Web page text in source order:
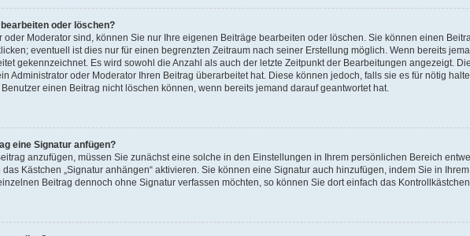
oder löschen?
oder Moderator sind, können Sie nur Ihre eigenen Beiträge bearbeiten oder löschen. Sie können einen
eventuell ist dies nur für einen begrenzten Zeitraum nach seiner Erstellung möglich. Wenn bereits
gekennzeichnet. Es wird sowohl die Anzahl als auch der letzte Zeitpunkt der Bearbeitungen angezeigt.
Administrator oder Moderator Ihren Beitrag überarbeitet hat. Diese können jedoch, falls sie es für nötig
einen Beitrag nicht löschen können, wenn bereits jemand darauf geantwortet hat.
eine Signatur anfügen?
anzufügen, müssen Sie zunächst eine solche in den Einstellungen in Ihrem persönlichen Bereich
Kästchen „Signatur anhängen“ aktivieren. Sie können eine Signatur auch hinzufügen, indem Sie in
Beitrag dennoch ohne Signatur verfassen möchten, so können Sie dort einfach das